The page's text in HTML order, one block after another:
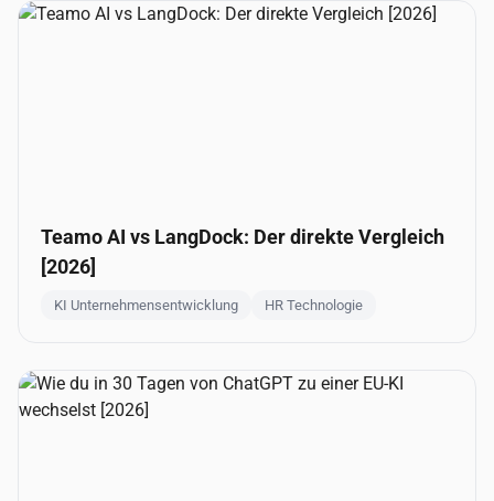
Teamo AI vs LangDock: Der direkte Vergleich
[2026]
KI Unternehmensentwicklung HR Technologie